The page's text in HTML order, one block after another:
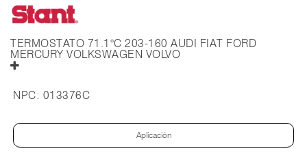
TERMOSTATO 71.1°C 203-160 AUDI FIAT FORD
MERCURY VOLKSWAGEN VOLVO
NPC: 013376C
Aplicación